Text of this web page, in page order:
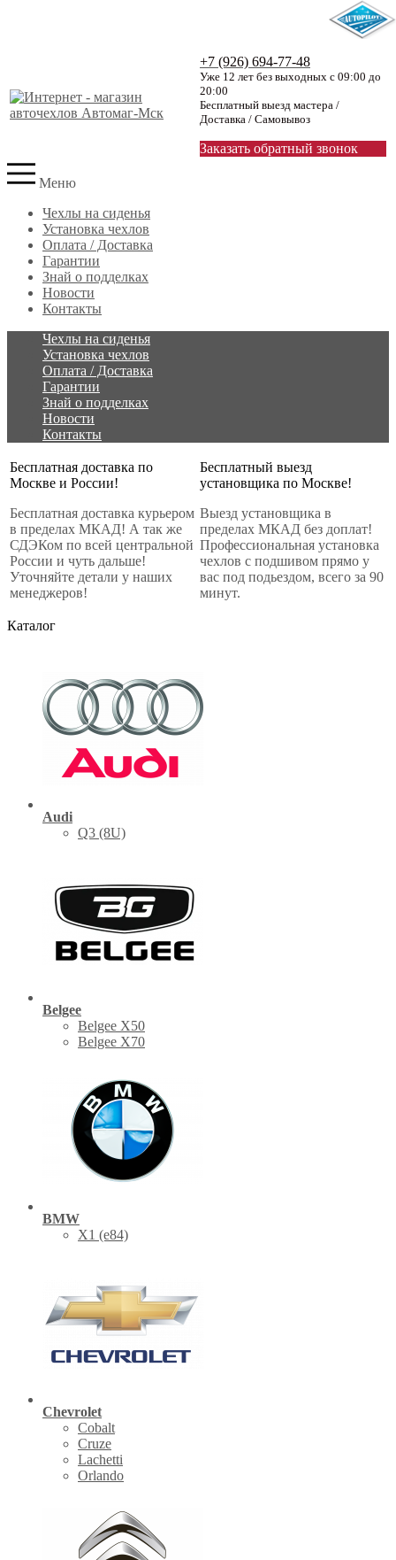
+7 (926) 694-77-48
Уже 12 лет без выходных с 09:00 до
20:00
Бесплатный выезд мастера /
Доставка / Самовывоз
Заказать обратный звонок
Меню
Чехлы на сиденья
Установка чехлов
Оплата / Доставка
Гарантии
Знай о подделках
Новости
Контакты
Чехлы на сиденья
Установка чехлов
Оплата / Доставка
Гарантии
Знай о подделках
Новости
Контакты
Бесплатная доставка по
Москве и России!
Бесплатная доставка курьером
в пределах МКАД! А так же
СДЭКом по всей центральной
России и чуть дальше!
Уточняйте детали у наших
менеджеров!
Бесплатный выезд
установщика по Москве!
Выезд установщика в
пределах МКАД без доплат!
Профессиональная установка
чехлов с подшивом прямо у
вас под подьездом, всего за 90
минут.
Каталог
Audi
Q3 (8U)
Belgee
Belgee X50
Belgee X70
BMW
X1 (е84)
Chevrolet
Cobalt
Cruze
Lachetti
Orlando